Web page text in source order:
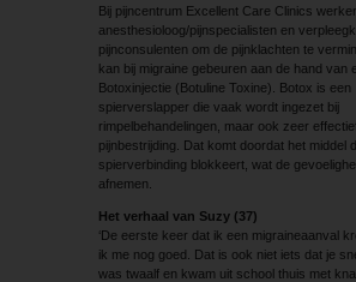
Bij pijncentrum Excellent Care Clinics
anesthesioloog/pijnspecialisten en
pijnconsulenten om de pijnklachten te
kan bij migraine gebeuren aan de hand van
Botoxinjectie (Botuline Toxine). Botox is een
spierverslapper die vaak wordt ingezet bij
rimpelbehandelingen, maar ook zeer
pijnbestrijding. Dat komt doordat het middel
spierverbinding blokkeert, wat de
afnemen.
Het verhaal van Suzy (37)
‘De eerste keer dat ik een migraineaanval
ik me nog goed. Dat is ook niet iets dat je
was twaalf en kwam uit school thuis met